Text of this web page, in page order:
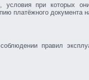
условия при которых
платёжного документа
правил